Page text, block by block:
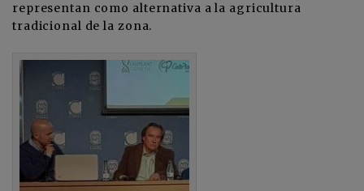
representan como alternativa a la agricultura
tradicional de la zona.